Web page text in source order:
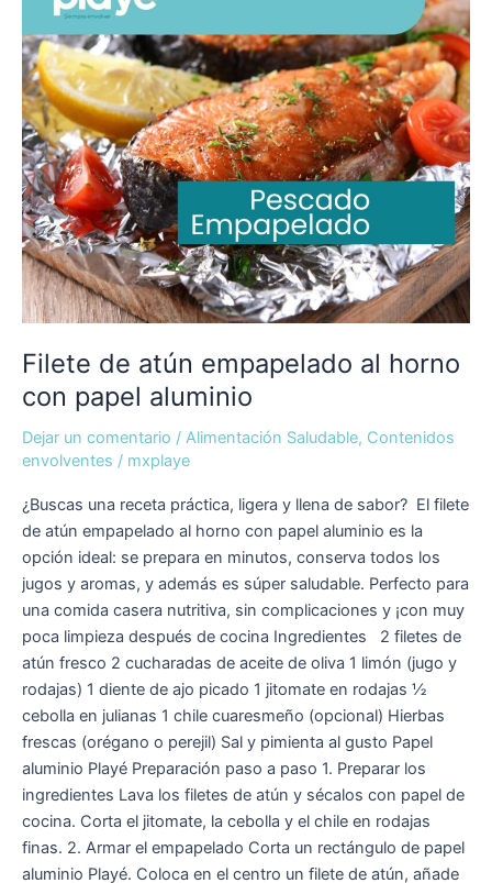
Filete de atún empapelado al horno
con papel aluminio
Dejar un comentario / Alimentación Saludable, Contenidos
envolventes / mxplaye
¿Buscas una receta práctica, ligera y llena de sabor? El filete
de atún empapelado al horno con papel aluminio es la
opción ideal: se prepara en minutos, conserva todos los
jugos y aromas, y además es súper saludable. Perfecto para
una comida casera nutritiva, sin complicaciones y ¡con muy
poca limpieza después de cocina Ingredientes 2 filetes de
atún fresco 2 cucharadas de aceite de oliva 1 limón (jugo y
rodajas) 1 diente de ajo picado 1 jitomate en rodajas ½
cebolla en julianas 1 chile cuaresmeño (opcional) Hierbas
frescas (orégano o perejil) Sal y pimienta al gusto Papel
aluminio Playé Preparación paso a paso 1. Preparar los
ingredientes Lava los filetes de atún y sécalos con papel de
cocina. Corta el jitomate, la cebolla y el chile en rodajas
finas. 2. Armar el empapelado Corta un rectángulo de papel
aluminio Playé. Coloca en el centro un filete de atún, añade
horno
con
papel
aluminio